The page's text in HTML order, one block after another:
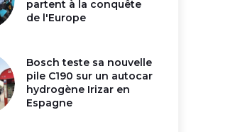
partent à la conquête
de l'Europe
Bosch teste sa nouvelle
pile C190 sur un autocar
hydrogène Irizar en
Espagne